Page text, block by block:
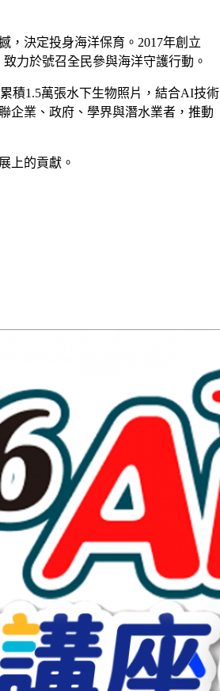
，決定投身海洋保育。2017年創立
力於號召全民參與海洋守護行動。
積1.5萬張水下生物照片，結合AI技術
企業、政府、學界與潛水業者，推動
上的貢獻。